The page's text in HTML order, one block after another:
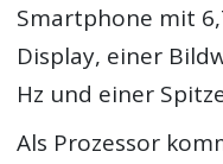
Smartphone mit
Display, einer
Hz und einer
Als Prozessor